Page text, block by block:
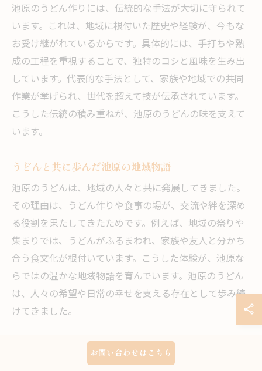
池原のうどん作りには、伝統的な手法が大切に守られて
います。これは、地域に根付いた歴史や経験が、今もな
お受け継がれているからです。具体的には、手打ちや熟
成の工程を重視することで、独特のコシと風味を生み出
しています。代表的な手法として、家族や地域での共同
作業が挙げられ、世代を超えて技が伝承されています。
こうした伝統の積み重ねが、池原のうどんの味を支えて
います。
うどんと共に歩んだ池原の地域物語
池原のうどんは、地域の人々と共に発展してきました。
その理由は、うどん作りや食事の場が、交流や絆を深め
る役割を果たしてきたためです。例えば、地域の祭りや
集まりでは、うどんがふるまわれ、家族や友人と分かち
合う食文化が根付いています。こうした体験が、池原な
らではの温かな地域物語を育んでいます。池原のうどん
は、人々の希望や日常の幸せを支える存在として歩み続
けてきました。
歴史的背景から見るうどん文化の変遷
お問い合わせはこちら